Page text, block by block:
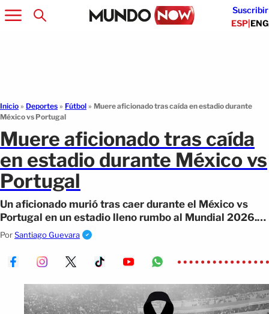
Suscribir
ESP|ENG
Inicio » Deportes » Fútbol » Muere aficionado tras caída en estadio durante
México vs Portugal
Muere aficionado tras caída
en estadio durante México vs
Portugal
Un aficionado murió tras caer durante el México vs
Portugal en un estadio lleno rumbo al Mundial 2026.
Aquí los detalles.
PorSantiago Guevara